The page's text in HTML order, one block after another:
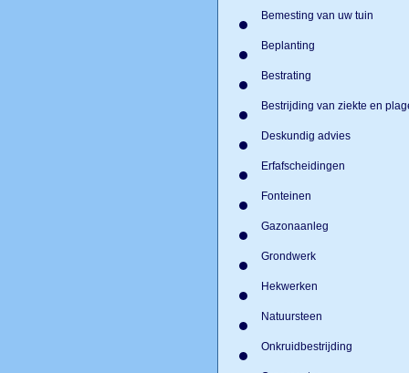
Bemesting van uw tuin
Beplanting
Bestrating
Bestrijding van ziekte en
Deskundig advies
Erfafscheidingen
Fonteinen
Gazonaanleg
Grondwerk
Hekwerken
Natuursteen
Onkruidbestrijding